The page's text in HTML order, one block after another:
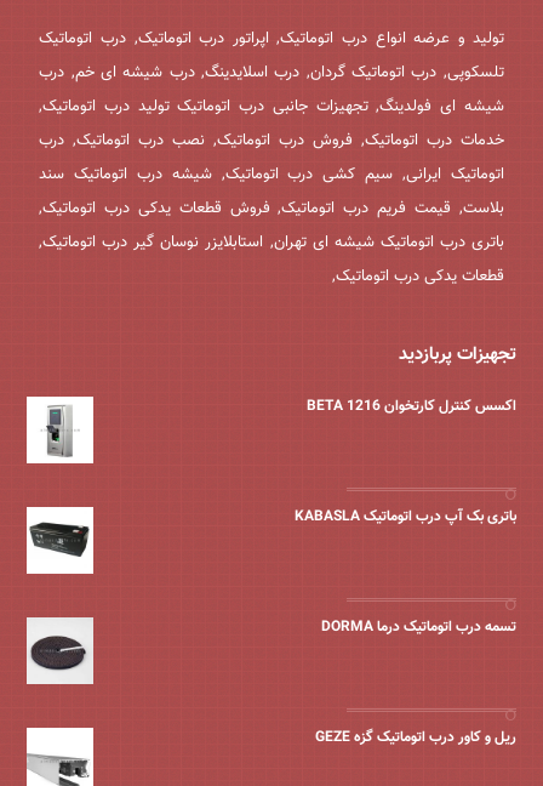
تولید و عرضه انواع درب اتوماتیک, اپراتور درب اتوماتیک, درب اتوماتیک
تلسکوپی, درب اتوماتیک گردان, درب اسلایدینگ, درب شیشه ای خم, درب
شیشه ای فولدینگ, تجهیزات جانبی درب اتوماتیک تولید درب اتوماتیک,
خدمات درب اتوماتیک, فروش درب اتوماتیک, نصب درب اتوماتیک, درب
اتوماتیک ایرانی, سیم کشی درب اتوماتیک, شیشه درب اتوماتیک سند
بلاست, قیمت فریم درب اتوماتیک, فروش قطعات یدکی درب اتوماتیک,
باتری درب اتوماتیک شیشه ای تهران, استابلایزر نوسان گیر درب اتوماتیک,
قطعات یدکی درب اتوماتیک,
تجهیزات پربازدید
اکسس کنترل کارتخوان BETA 1216
باتری بک آپ درب اتوماتیک KABASLA
تسمه درب اتوماتیک درما DORMA
ریل و کاور درب اتوماتیک گزه GEZE